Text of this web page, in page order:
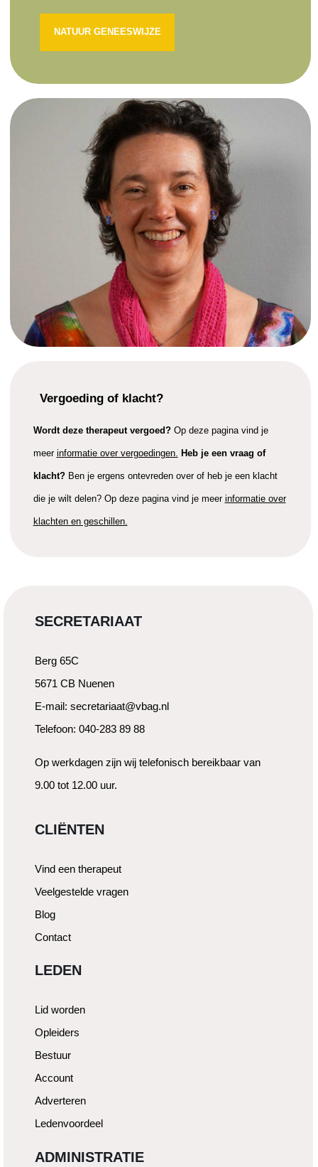
NATUUR GENEESWIJZE
Vergoeding of klacht?
Wordt deze therapeut vergoed?Op deze pagina vind je
meer informatie over vergoedingen. Heb je een vraag of
klacht? Ben je ergens ontevreden over of heb je een klacht
die je wilt delen? Op deze pagina vind je meer informatie over
klachten en geschillen.
SECRETARIAAT
Berg 65C
5671 CB Nuenen
E-mail: secretariaat@vbag.nl
Telefoon: 040-283 89 88
Op werkdagen zijn wij telefonisch bereikbaar van
9.00 tot 12.00 uur.
CLIËNTEN
Vind een therapeut
Veelgestelde vragen
Blog
Contact
LEDEN
Lid worden
Opleiders
Bestuur
Account
Adverteren
Ledenvoordeel
ADMINISTRATIE